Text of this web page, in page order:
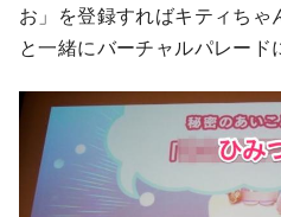
お」を登録すればキティち
と一緒にバーチャルパレード